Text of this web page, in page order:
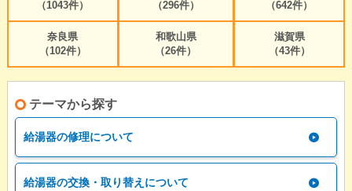
（1043件）
（296件）
（642件）
奈良県
（102件）
和歌山県
（26件）
滋賀県
（43件）
テーマから探す
給湯器の修理について
給湯器の交換・取り替えについて